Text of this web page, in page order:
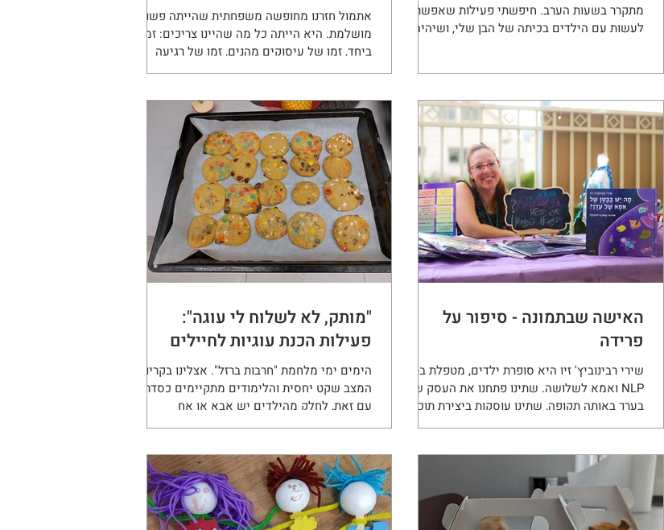
מתקרר בשעות הערב. חיפשתי פעילות שאפשר
לעשות עם הילדים בכיתה של הבן שלי, ושיהיה
אתמול חזרנו מחופשה משפחתית שהייתה פשוט
מושלמת. היא הייתה כל מה שהיינו צריכים: זמן
ביחד, זמן של עיסוקים מהנים, זמן של רגיעה
וניתוק מהעבודה...
האישה שבתמונה - סיפור על
פרידה
שירי רבינוביץ' זיו היא סופרת ילדים, מטפלת ב-
NLP ואמא לשלושה. שתינו פתחנו את העסק שלנו
בערך באותה תקופה, שתינו עוסקות ביצירת תוכן
ומוצרים...
"מותק, לא לשלוח לי עוגה":
פעילות הכנת עוגיות לחיילים
הימים ימי מלחמת "חרבות ברזל". אצלינו בקריות
המצב שקט יחסית והלימודים מתקיימים כסדרם.
עם זאת, לחלק מהילדים יש אבא או אח
במילואים, וכולנו...